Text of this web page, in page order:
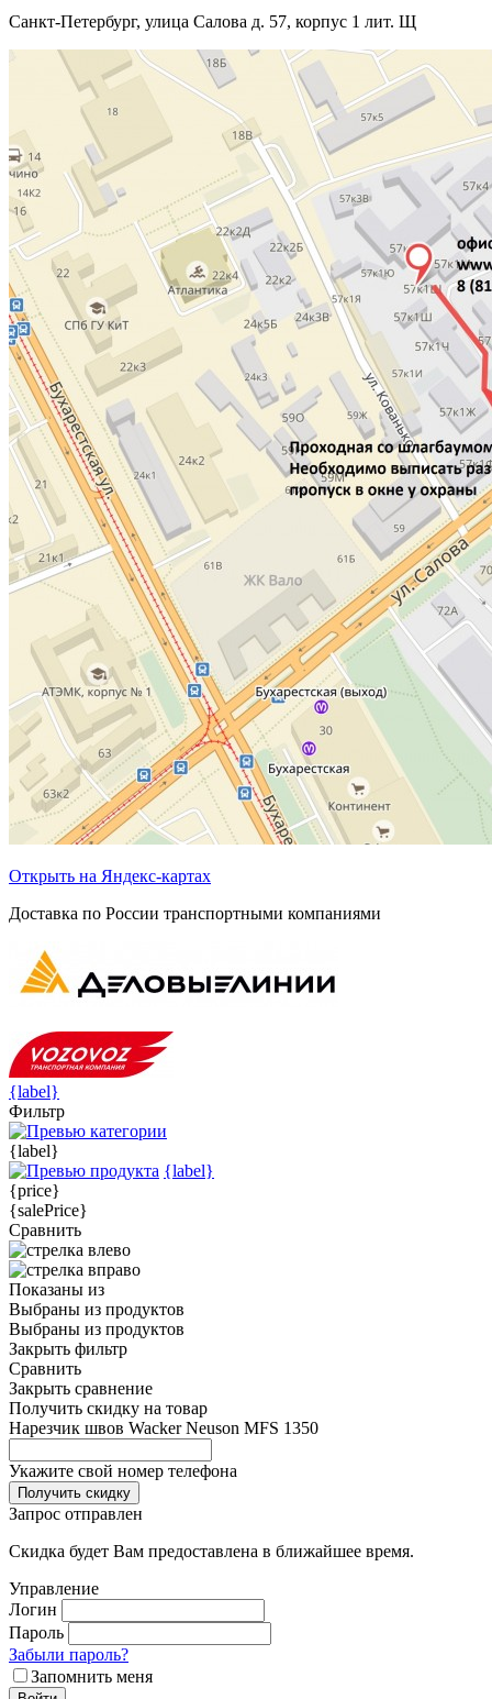
Санкт-Петербург, улица Салова д. 57, корпус 1 лит. Щ
Открыть на Яндекс-картах
Доставка по России транспортными компаниями
{label}
Фильтр
{label}
{label}
{price}
{salePrice}
Сравнить
Показаны из
Выбраны из продуктов
Выбраны из продуктов
Закрыть фильтр
Сравнить
Закрыть сравнение
Получить скидку на товар
Нарезчик швов Wacker Neuson MFS 1350
Укажите свой номер телефона
Получить скидку
Запрос отправлен
Скидка будет Вам предоставлена в ближайшее время.
Управление
Логин
Пароль
Забыли пароль?
Запомнить меня